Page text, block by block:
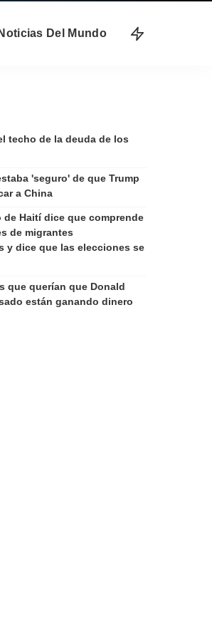
Noticias Del Mundo
techo de la deuda de los
'seguro' de que Trump
a China
de Haití dice que comprende
de migrantes
y dice que las elecciones se
que querían que Donald
están ganando dinero